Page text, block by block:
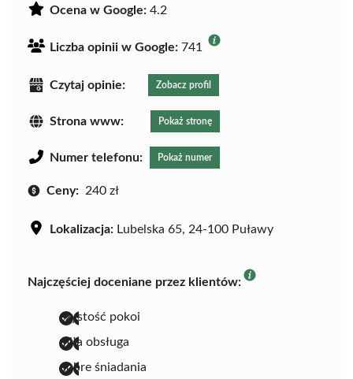
Ocena w Google: 4.2
Liczba opinii w Google: 741
Czytaj opinie: Zobacz profil
Strona www: Pokaż stronę
Numer telefonu: Pokaż numer
Ceny: 240 zł
Lokalizacja: Lubelska 65, 24-100 Puławy
Najczęściej doceniane przez klientów:
czystość pokoi
miła obsługa
dobre śniadania